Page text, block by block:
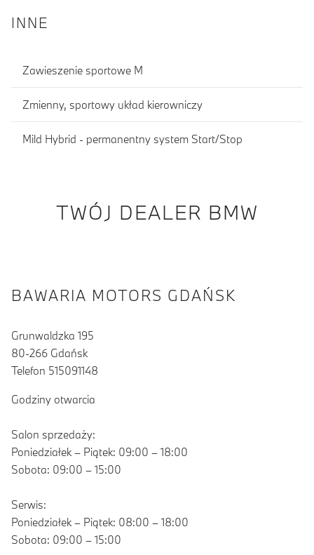
INNE
Zawieszenie sportowe M
Zmienny, sportowy układ kierowniczy
Mild Hybrid - permanentny system Start/Stop
TWÓJ DEALER BMW
BAWARIA MOTORS GDAŃSK
Grunwaldzka 195
80-266 Gdańsk
Telefon 515091148
Godziny otwarcia
Salon sprzedaży:
Poniedziałek – Piątek: 09:00 – 18:00
Sobota: 09:00 – 15:00
Serwis:
Poniedziałek – Piątek: 08:00 – 18:00
Sobota: 09:00 – 15:00